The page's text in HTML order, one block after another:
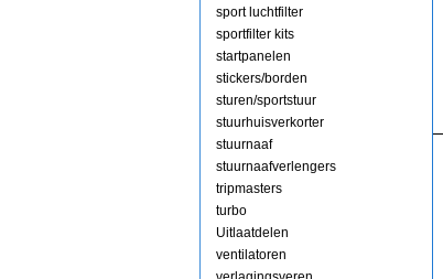
sport luchtfilter
sportfilter kits
startpanelen
stickers/borden
sturen/sportstuur
stuurhuisverkorter
stuurnaaf
stuurnaafverlengers
tripmasters
turbo
Uitlaatdelen
ventilatoren